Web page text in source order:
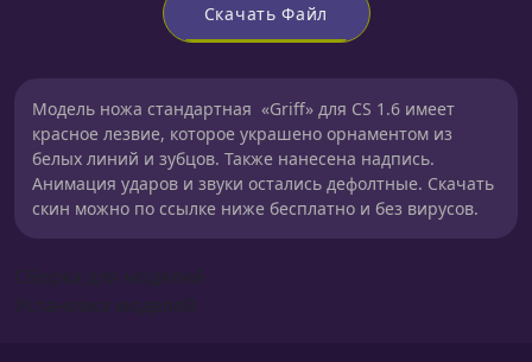
Скачать Файл
Модель ножа cтандартная «Griff» для CS 1.6 имеет
красное лезвие, которое украшено орнаментом из
белых линий и зубцов. Также нанесена надпись.
Анимация ударов и звуки остались дефолтные. Скачать
скин можно по ссылке ниже бесплатно и без вирусов.